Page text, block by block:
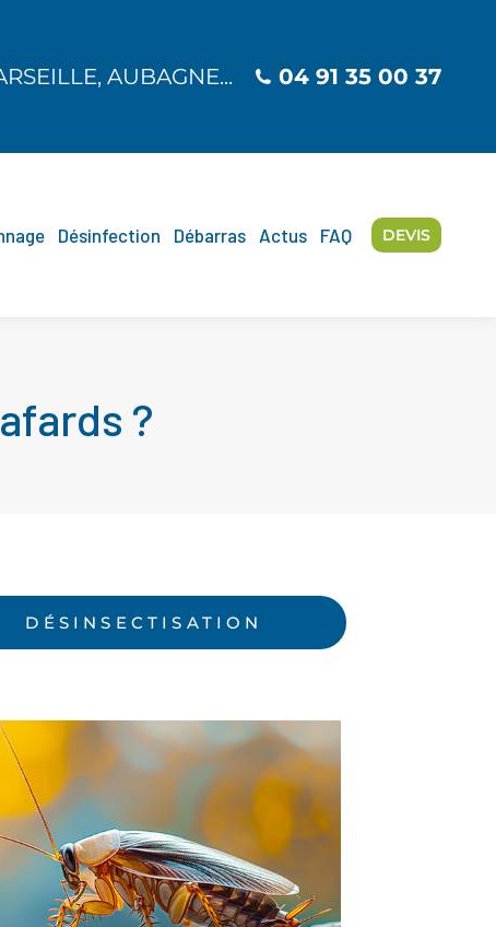
AUBAGNE... 04 91 35 00 37
Désinfection Débarras Actus FAQ DEVIS
?
DÉSINSECTISATION
Désinfection Débarras Actus FAQ DEVIS